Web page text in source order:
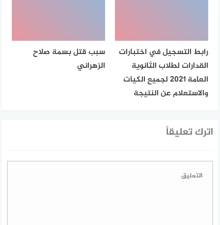
رابط التسجيل في اختبارات
القدارات لطلاب الثانوية
العامة 2021 لجميع الكيات
والاستعلام عن النتيجة
سبب قتل بسمة صلاح
الزهراني
اترك تعليقاً